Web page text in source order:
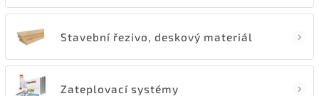
Stavební řezivo, deskový materiál
Zateplovací systémy